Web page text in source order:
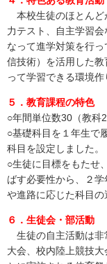
本校生徒のほとんど
力テスト、自主学習
なって進学対策を行
信技術）を活用した
って学習できる環境作
５．教育課程の特色
○年間単位数30（教科
○基礎科目を１年生で
科目を設定しました。
○生徒に目標をもたせ
ばす必要性から、２
や進路に応じた科目の
６．生徒会・部活動
生徒の自主活動は非
大会、校内陸上競技